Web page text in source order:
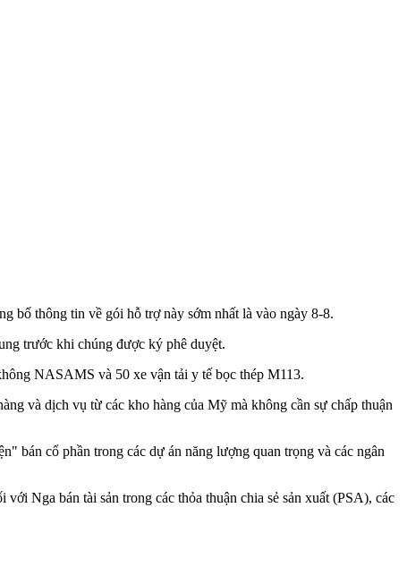
bố thông tin về gói hỗ trợ này sớm nhất là vào ngày 8-8.
trước khi chúng được ký phê duyệt.
NASAMS và 50 xe vận tải y tế bọc thép M113.
và dịch vụ từ các kho hàng của Mỹ mà không cần sự chấp thuận
bán cổ phần trong các dự án năng lượng quan trọng và các ngân
Nga bán tài sản trong các thỏa thuận chia sẻ sản xuất (PSA), các